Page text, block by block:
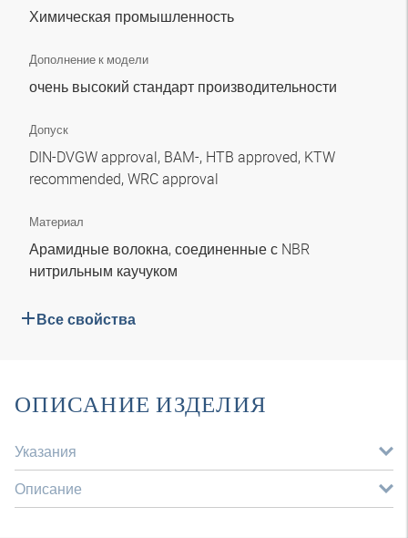
Химическая промышленность
Дополнение к модели
очень высокий стандарт производительности
Допуск
DIN-DVGW approval, BAM-, HTB approved, KTW
recommended, WRC approval
Материал
Арамидные волокна, соединенные с NBR
нитрильным каучуком
Все свойства
ОПИСАНИЕ ИЗДЕЛИЯ
Указания
Описание